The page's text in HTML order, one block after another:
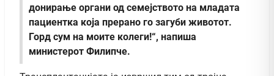
донирање органи од семејството на младата
пациентка која прерано го загуби животот.
Горд сум на моите колеги!“, напиша
министерот Филипче.